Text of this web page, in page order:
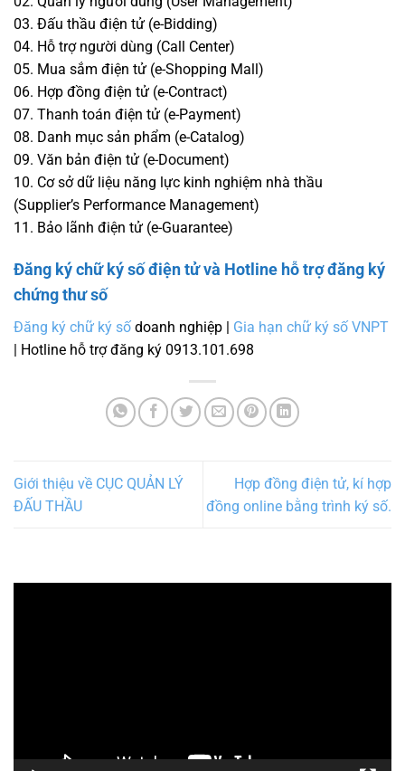
03. Đấu thầu điện tử (e-Bidding)
04. Hỗ trợ người dùng (Call Center)
05. Mua sắm điện tử (e-Shopping Mall)
06. Hợp đồng điện tử (e-Contract)
07. Thanh toán điện tử (e-Payment)
08. Danh mục sản phẩm (e-Catalog)
09. Văn bản điện tử (e-Document)
10. Cơ sở dữ liệu năng lực kinh nghiệm nhà thầu
(Supplier’s Performance Management)
11. Bảo lãnh điện tử (e-Guarantee)
Đăng ký chữ ký số điện tử và Hotline hỗ trợ đăng ký
chứng thư số
Đăng ký chữ ký số doanh nghiệp | Gia hạn chữ ký số VNPT
| Hotline hỗ trợ đăng ký 0913.101.698
Giới thiệu về CỤC QUẢN LÝ
ĐẤU THẦU
Hợp đồng điện tử, kí hợp
đồng online bằng trình ký số.